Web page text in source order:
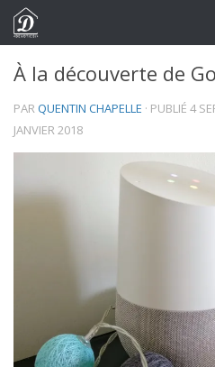
Skip to content
À la découverte de
PARQUENTIN CHAPELLE · PUBLIÉ 4
JANVIER 2018